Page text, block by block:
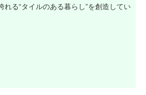
れる“タイルのある暮らし”を創造してい